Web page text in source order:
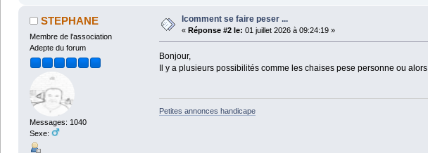
STEPHANE
Membre de l'association
Adepte du forum
Messages: 1040
Sexe:
lcomment se faire peser ...
« Réponse #2 le: 01 juillet 2026 à 09:24:19 »
Bonjour,
Il y a plusieurs possibilités comme les chaises pese personne ou alors
Petites annonces handicape